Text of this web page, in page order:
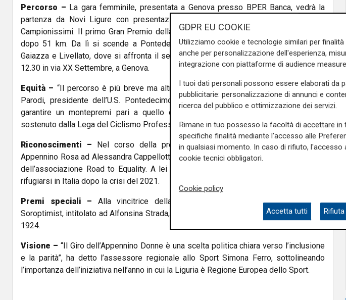
Percorso – La gara femminile, presentata a Genova presso BPER Banca, vedrà la
partenza da Novi Ligure con presentazione delle squadre davanti al Museo dei
Campionissimi. Il primo Gran Premio della Montagna è previsto sul Passo dei Giovi
dopo 51 km. Da lì si scende a Pontedecimo e si prosegue verso Campomorone,
Gaiazza e Livellato, dove si affronta il secondo GPM. L’arrivo è previsto intorno alle
12.30 in via XX Settembre, a Genova.
Equità – “Il percorso è più breve ma altrettanto impegnativo”, ha dichiarato Silvano
Parodi, presidente dell’U.S. Pontedecimo Ciclismo. “Abbiamo voluto sin dall’inizio
garantire un montepremi pari a quello della corsa maschile”. L’obiettivo è stato
sostenuto dalla Lega del Ciclismo Professionistico, con il presidente Roberto Pella.
Riconoscimenti – Nel corso della presentazione è stato consegnato il terzo
Appennino Rosa ad Alessandra Cappellotto, ex campionessa del mondo e presidente
dell’associazione Road to Equality. A lei il merito di aver aiutato cicliste afghane a
rifugiarsi in Italia dopo la crisi del 2021.
Premi speciali – Alla vincitrice della gara sarà anche assegnato il Premio
Soroptimist, intitolato ad Alfonsina Strada, unica donna a partecipare al Giro d’Italia nel
1924.
Visione – “Il Giro dell’Appennino Donne è una scelta politica chiara verso l’inclusione
e la parità”, ha detto l’assessore regionale allo Sport Simona Ferro, sottolineando
l’importanza dell’iniziativa nell’anno in cui la Liguria è Regione Europea dello Sport.
GDPR EU COOKIE
Utilizziamo cookie e tecnologie similari per
anche per personalizzazione dell'esperienza,
integrazione con piattaforme di audience
I tuoi dati personali possono essere elaborati da
pubblicitarie: personalizzazione di annunci e
ricerca del pubblico e ottimizzazione dei servizi.
Rimane in tuo possesso la facoltà di accettare
specifiche finalità mediante l'accesso alle
in qualsiasi momento. In caso di rifiuto,
cookie tecnici obbligatori.
Cookie policy
Accetta tutti